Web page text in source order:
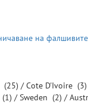
на
(25) /Cote D'Ivoire
(1) /Sweden (2) /